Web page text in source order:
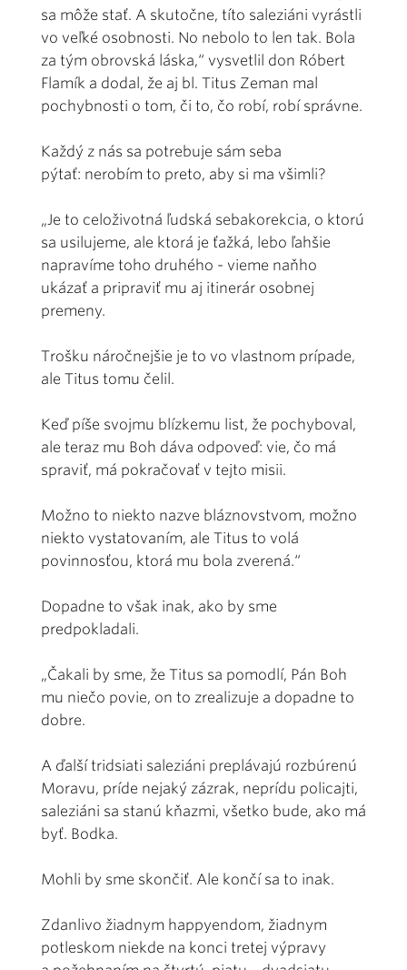
sa môže stať. A skutočne, títo saleziáni vyrástli
vo veľké osobnosti. No nebolo to len tak. Bola
za tým obrovská láska,“ vysvetlil don Róbert
Flamík a dodal, že aj bl. Titus Zeman mal
pochybnosti o tom, či to, čo robí, robí správne.
Každý z nás sa potrebuje sám seba
pýtať: nerobím to preto, aby si ma všimli?
„Je to celoživotná ľudská sebakorekcia, o ktorú
sa usilujeme, ale ktorá je ťažká, lebo ľahšie
napravíme toho druhého - vieme naňho
ukázať a pripraviť mu aj itinerár osobnej
premeny.
Trošku náročnejšie je to vo vlastnom prípade,
ale Titus tomu čelil.
Keď píše svojmu blízkemu list, že pochyboval,
ale teraz mu Boh dáva odpoveď: vie, čo má
spraviť, má pokračovať v tejto misii.
Možno to niekto nazve bláznovstvom, možno
niekto vystatovaním, ale Titus to volá
povinnosťou, ktorá mu bola zverená.“
Dopadne to však inak, ako by sme
predpokladali.
„Čakali by sme, že Titus sa pomodlí, Pán Boh
mu niečo povie, on to zrealizuje a dopadne to
dobre.
A ďalší tridsiati saleziáni preplávajú rozbúrenú
Moravu, príde nejaký zázrak, neprídu policajti,
saleziáni sa stanú kňazmi, všetko bude, ako má
byť. Bodka.
Mohli by sme skončiť. Ale končí sa to inak.
Zdanlivo žiadnym happyendom, žiadnym
potleskom niekde na konci tretej výpravy